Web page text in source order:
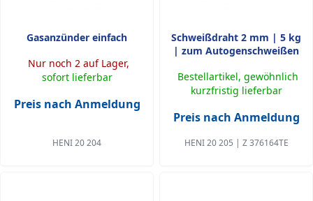
Gasanzünder einfach
Nur noch 2 auf Lager,
sofort lieferbar
Preis nach Anmeldung
HENI 20 204
Schweißdraht 2 mm | 5 kg
| zum Autogenschweißen
Bestellartikel, gewöhnlich
kurzfristig lieferbar
Preis nach Anmeldung
HENI 20 205 | Z 376164TE